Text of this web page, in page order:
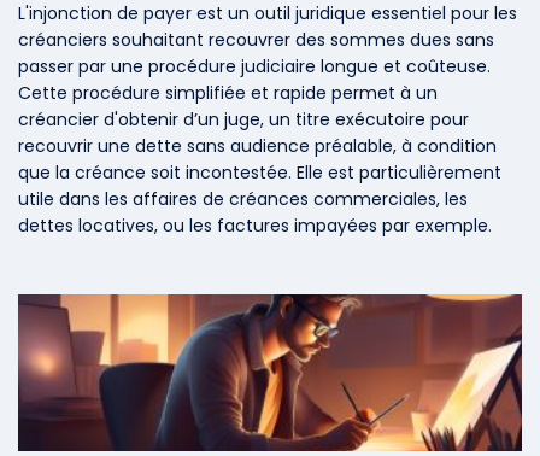
L'injonction de payer est un outil juridique essentiel pour les
créanciers souhaitant recouvrer des sommes dues sans
passer par une procédure judiciaire longue et coûteuse.
Cette procédure simplifiée et rapide permet à un
créancier d'obtenir d’un juge, un titre exécutoire pour
recouvrir une dette sans audience préalable, à condition
que la créance soit incontestée. Elle est particulièrement
utile dans les affaires de créances commerciales, les
dettes locatives, ou les factures impayées par exemple.